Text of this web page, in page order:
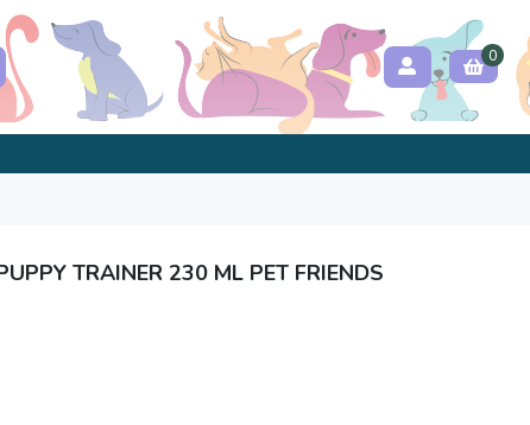
0
TRAINER 230 ML PET FRIENDS